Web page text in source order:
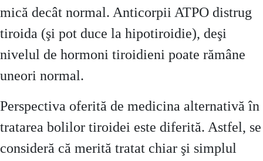
mică decât normal. Anticorpii ATPO distrug
tiroida (şi pot duce la hipotiroidie), deşi
nivelul de hormoni tiroidieni poate rămâne
uneori normal.
Perspectiva oferită de medicina alternativă în
tratarea bolilor tiroidei este diferită. Astfel, se
consideră că merită tratat chiar şi simplul